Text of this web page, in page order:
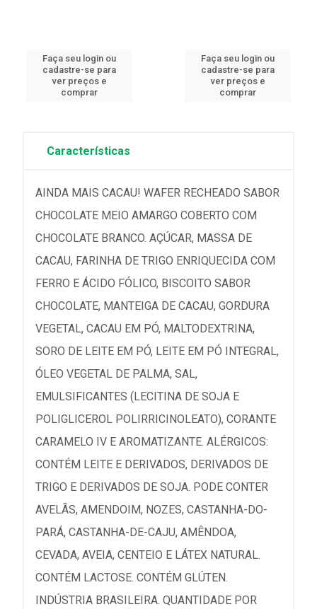
Faça seu login ou
cadastre-se para
ver preços e
comprar
Faça seu login ou
cadastre-se para
ver preços e
comprar
Características
AINDA MAIS CACAU! WAFER RECHEADO SABOR
CHOCOLATE MEIO AMARGO COBERTO COM
CHOCOLATE BRANCO. AÇÚCAR, MASSA DE
CACAU, FARINHA DE TRIGO ENRIQUECIDA COM
FERRO E ÁCIDO FÓLICO, BISCOITO SABOR
CHOCOLATE, MANTEIGA DE CACAU, GORDURA
VEGETAL, CACAU EM PÓ, MALTODEXTRINA,
SORO DE LEITE EM PÓ, LEITE EM PÓ INTEGRAL,
ÓLEO VEGETAL DE PALMA, SAL,
EMULSIFICANTES (LECITINA DE SOJA E
POLIGLICEROL POLIRRICINOLEATO), CORANTE
CARAMELO IV E AROMATIZANTE. ALÉRGICOS:
CONTÉM LEITE E DERIVADOS, DERIVADOS DE
TRIGO E DERIVADOS DE SOJA. PODE CONTER
AVELÃS, AMENDOIM, NOZES, CASTANHA-DO-
PARÁ, CASTANHA-DE-CAJU, AMÊNDOA,
CEVADA, AVEIA, CENTEIO E LÁTEX NATURAL.
CONTÉM LACTOSE. CONTÉM GLÚTEN.
INDÚSTRIA BRASILEIRA. QUANTIDADE POR